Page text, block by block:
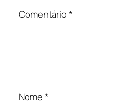
Comentário*
Nome*